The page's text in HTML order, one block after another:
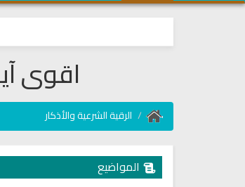
اقوى
الرقية الشرعية والأذكار
المواضيع